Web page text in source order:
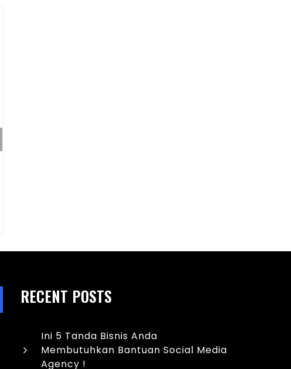
RECENT POSTS
Ini 5 Tanda Bisnis Anda
Membutuhkan Bantuan Social Media
Agency !